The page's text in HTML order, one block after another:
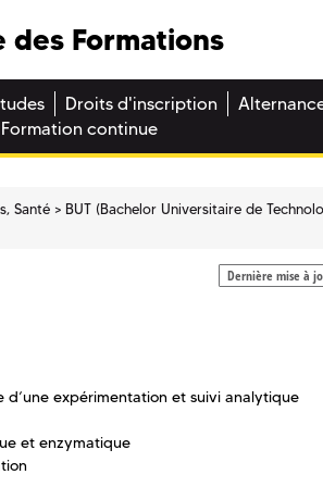
des Formations
Droits d'inscription
continue
Santé BUT (Bachelor Universitaire de
Dernière mise à
d’une expérimentation et suivi analytique
et enzymatique